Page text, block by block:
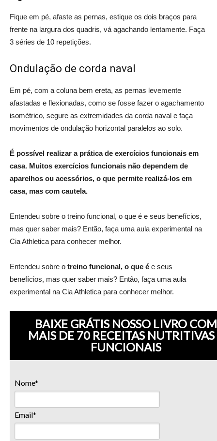
Fique em pé, afaste as pernas, estique os dois braços para
frente na largura dos quadris, vá agachando lentamente. Faça
3 séries de 10 repetições.
Ondulação de corda naval
Em pé, com a coluna bem ereta, as pernas levemente
afastadas e flexionadas, como se fosse fazer o agachamento
isométrico, segure as extremidades da corda naval e faça
movimentos de ondulação horizontal paralelos ao solo.
É possível realizar a prática de exercícios funcionais em
casa. Muitos exercícios funcionais não dependem de
aparelhos ou acessórios, o que permite realizá-los em
casa, mas com cautela.
Entendeu sobre o treino funcional, o que é e seus benefícios,
mas quer saber mais? Então, faça uma aula experimental na
Cia Athletica para conhecer melhor.
Entendeu sobre o treino funcional, o que é e seus
benefícios, mas quer saber mais? Então, faça uma aula
experimental na Cia Athletica para conhecer melhor.
BAIXE GRÁTIS NOSSO LIVRO COM
MAIS DE 70 RECEITAS NUTRITIVAS
FUNCIONAIS
Nome*
Email*